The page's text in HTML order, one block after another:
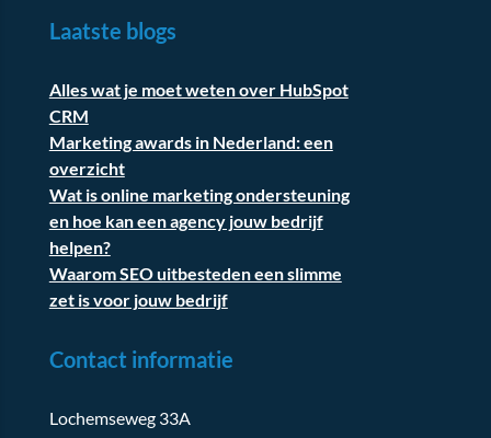
Laatste blogs
Alles wat je moet weten over HubSpot
CRM
Marketing awards in Nederland: een
overzicht
Wat is online marketing ondersteuning
en hoe kan een agency jouw bedrijf
helpen?
Waarom SEO uitbesteden een slimme
zet is voor jouw bedrijf
Contact informatie
Lochemseweg 33A